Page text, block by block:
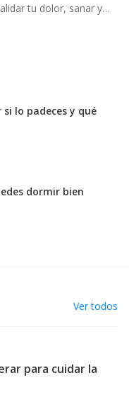
tu dolor, sanar y
lo padeces y qué
dormir bien
Ver todos
para cuidar la